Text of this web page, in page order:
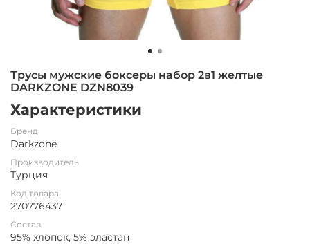
Трусы мужские боксеры набор 2в1 желтые
DARKZONE DZN8039
Характеристики
Бренд
Darkzone
Производитель
Турция
Код товара
270776437
Состав
95% хлопок, 5% эластан